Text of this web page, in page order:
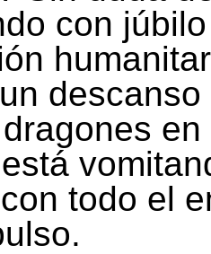
con
en
todo el